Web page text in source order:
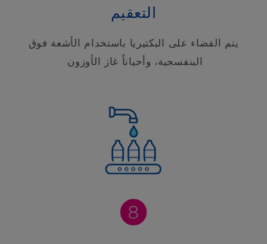
التعقيم
يتم القضاء على البكتيريا باستخدام الأشعة فوق
البنفسجية، وأحياناً غاز الأوزون